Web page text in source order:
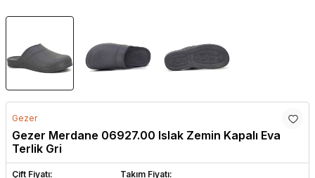
Gezer
Gezer Merdane 06927.00 Islak Zemin Kapalı Eva
Terlik Gri
Çift Fiyatı: Takım Fiyatı: